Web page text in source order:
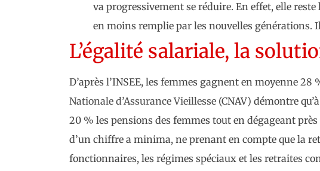
va progressivement se réduire. En effet, elle
en moins remplie par les nouvelles générations.
L’égalité salariale, la
D’après l’INSEE, les femmes gagnent en moyenne
Nationale d’Assurance Vieillesse(CNAV) démontre
20 % les pensions des femmes tout en dégageant
d’un chiffre a minima, ne prenant en compte que la
fonctionnaires, les régimes spéciaux et les retraites